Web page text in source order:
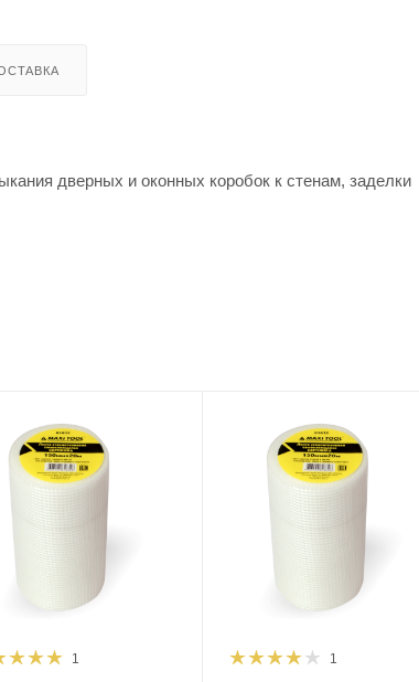
дверных и оконных коробок к стенам, заделки
1 1